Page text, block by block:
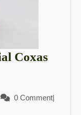
Coxas
0 Comment|